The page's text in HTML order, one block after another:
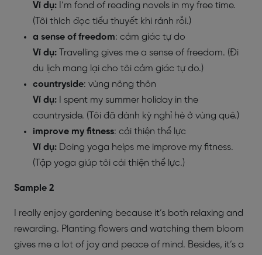
Ví dụ: I’m fond of reading novels in my free time.
(Tôi thích đọc tiểu thuyết khi rảnh rỗi.)
a sense of freedom: cảm giác tự do
Ví dụ: Travelling gives me a sense of freedom. (Đi
du lịch mang lại cho tôi cảm giác tự do.)
countryside: vùng nông thôn
Ví dụ: I spent my summer holiday in the
countryside. (Tôi đã dành kỳ nghỉ hè ở vùng quê.)
improve my fitness: cải thiện thể lực
Ví dụ: Doing yoga helps me improve my fitness.
(Tập yoga giúp tôi cải thiện thể lực.)
Sample 2
I really enjoy gardening because it’s both relaxing and
rewarding. Planting flowers and watching them bloom
gives me a lot of joy and peace of mind. Besides, it’s a